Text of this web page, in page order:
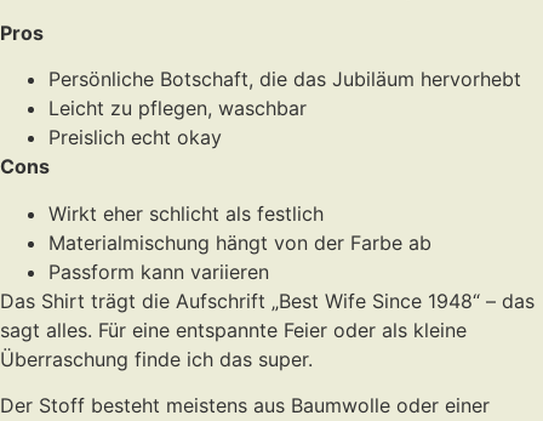
Pros
Persönliche Botschaft, die das Jubiläum hervorhebt
Leicht zu pflegen, waschbar
Preislich echt okay
Cons
Wirkt eher schlicht als festlich
Materialmischung hängt von der Farbe ab
Passform kann variieren
Das Shirt trägt die Aufschrift „Best Wife Since 1948“ – das
sagt alles. Für eine entspannte Feier oder als kleine
Überraschung finde ich das super.
Der Stoff besteht meistens aus Baumwolle oder einer